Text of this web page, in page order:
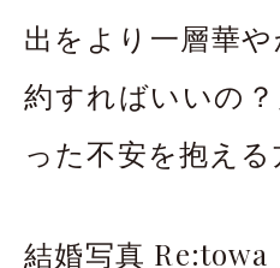
出をより一層華
約すればいいの
った不安を抱え
結婚写真